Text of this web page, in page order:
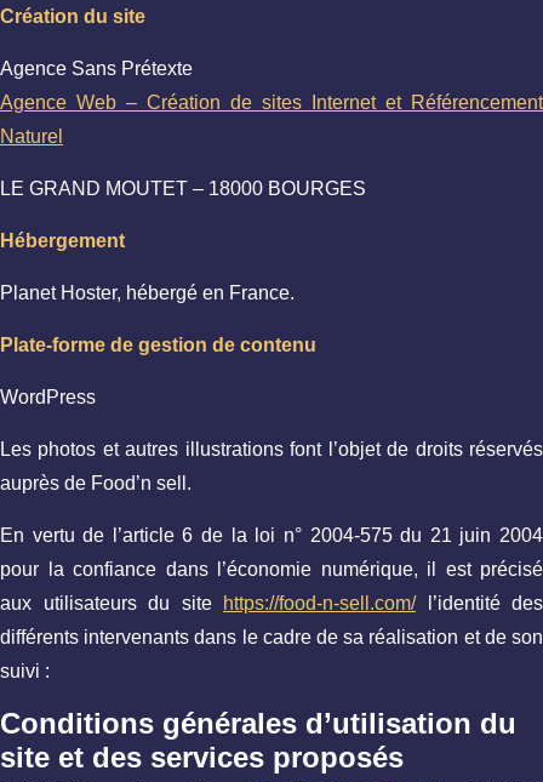
Création du site
Agence Sans Prétexte
Agence Web – Création de sites Internet et Référencement
Naturel
LE GRAND MOUTET – 18000 BOURGES
Hébergement
Planet Hoster, hébergé en France.
Plate-forme de gestion de contenu
WordPress
Les photos et autres illustrations font l’objet de droits réservés
auprès de Food’n sell.
En vertu de l’article 6 de la loi n° 2004-575 du 21 juin 2004
pour la confiance dans l’économie numérique, il est précisé
aux utilisateurs du site
https://food-n-sell.com/l’identité des
différents intervenants dans le cadre de sa réalisation et de son
suivi :
Conditions générales d’utilisation du
site et des services proposés